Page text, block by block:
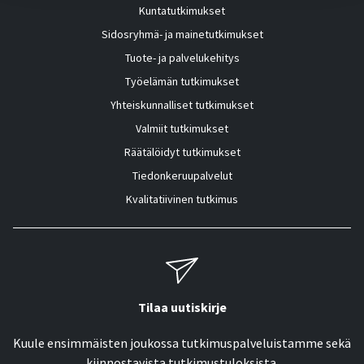
Kuntatutkimukset
Sidosryhmä- ja mainetutkimukset
Tuote- ja palvelukehitys
Työelämän tutkimukset
Yhteiskunnalliset tutkimukset
Valmiit tutkimukset
Räätälöidyt tutkimukset
Tiedonkeruupalvelut
Kvalitatiivinen tutkimus
Tilaa uutiskirje
Kuule ensimmäisten joukossa tutkimuspalveluistamme sekä